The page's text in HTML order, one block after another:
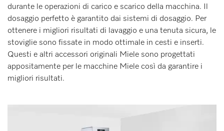
durante le operazioni di carico e scarico della macchina. Il
dosaggio perfetto è garantito dai sistemi di dosaggio. Per
ottenere i migliori risultati di lavaggio e una tenuta sicura, le
stoviglie sono fissate in modo ottimale in cesti e inserti.
Questi e altri accessori originali Miele sono progettati
appositamente per le macchine Miele così da garantire i
migliori risultati.